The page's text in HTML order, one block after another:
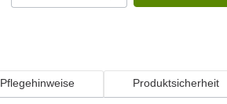
Pflegehinweise Produktsicherheit